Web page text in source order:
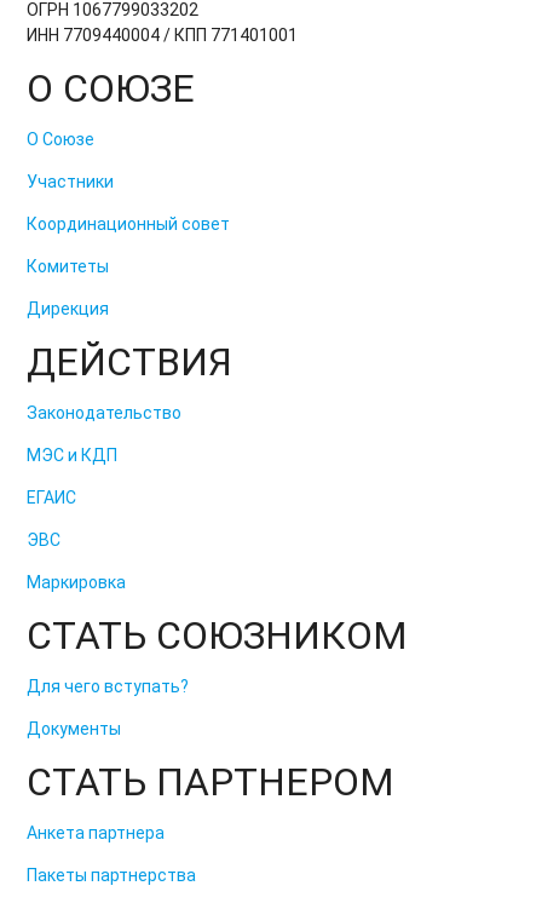
ОГРН 1067799033202
ИНН 7709440004 / КПП 771401001
О СОЮЗЕ
О Союзе
Участники
Координационный совет
Комитеты
Дирекция
ДЕЙСТВИЯ
Законодательство
МЭС и КДП
ЕГАИС
ЭВС
Маркировка
СТАТЬ СОЮЗНИКОМ
Для чего вступать?
Документы
СТАТЬ ПАРТНЕРОМ
Анкета партнера
Пакеты партнерства